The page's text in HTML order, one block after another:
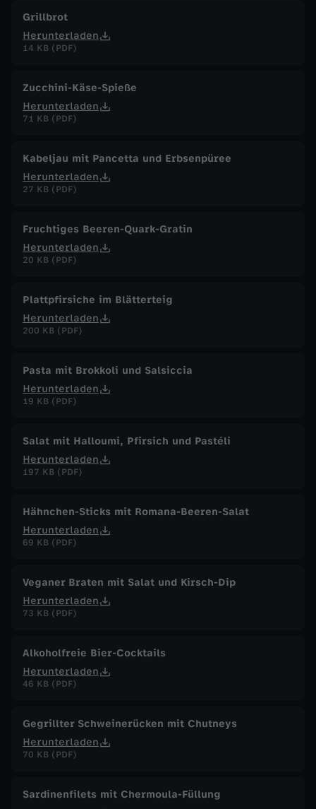
Grillbrot
Herunterladen
14 KB (PDF)
Zucchini-Käse-Spieße
Herunterladen
71 KB (PDF)
Kabeljau mit Pancetta und Erbsenpüree
Herunterladen
27 KB (PDF)
Fruchtiges Beeren-Quark-Gratin
Herunterladen
20 KB (PDF)
Plattpfirsiche im Blätterteig
Herunterladen
200 KB (PDF)
Pasta mit Brokkoli und Salsiccia
Herunterladen
19 KB (PDF)
Salat mit Halloumi, Pfirsich und Pastéli
Herunterladen
197 KB (PDF)
Hähnchen-Sticks mit Romana-Beeren-Salat
Herunterladen
69 KB (PDF)
Veganer Braten mit Salat und Kirsch-Dip
Herunterladen
73 KB (PDF)
Alkoholfreie Bier-Cocktails
Herunterladen
46 KB (PDF)
Gegrillter Schweinerücken mit Chutneys
Herunterladen
70 KB (PDF)
Sardinenfilets mit Chermoula-Füllung